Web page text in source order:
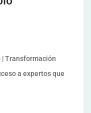
| Transformación
a expertos que